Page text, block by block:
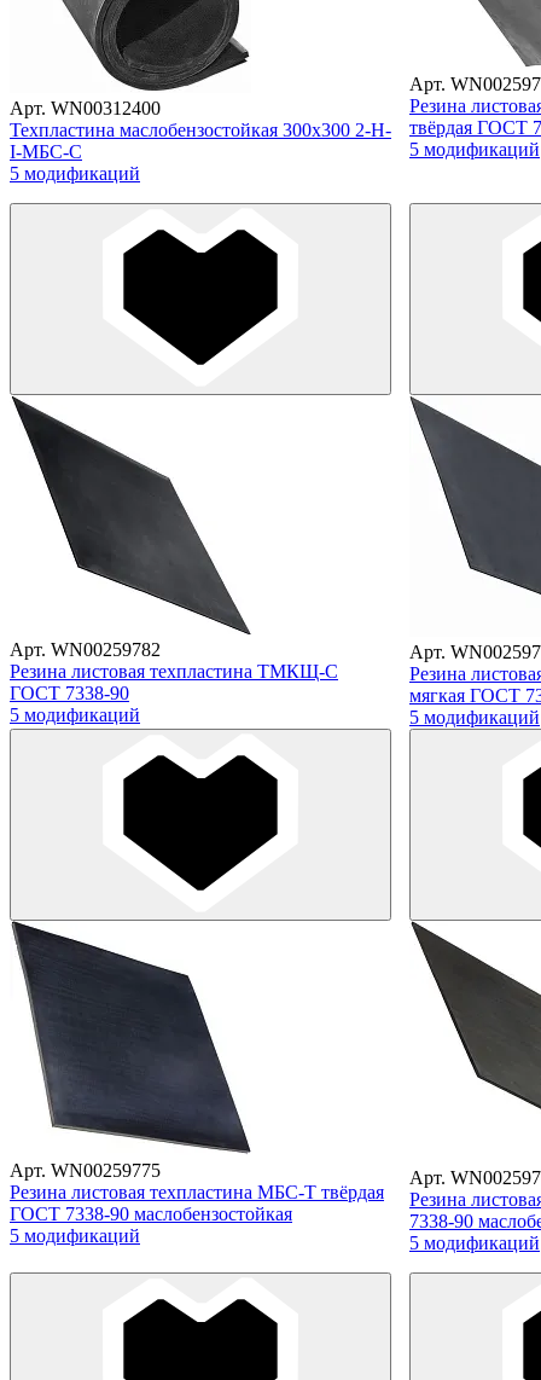
Арт. WN00312400
Техпластина маслобензостойкая 300х300 2-Н-
I-МБС-С
5 модификаций
Арт.
Резина
твёрдая ГОСТ
5 модификаций
Арт. WN00259782
Резина листовая техпластина ТМКЩ-С
ГОСТ 7338-90
5 модификаций
Арт.
Резина
мягкая ГОСТ
5 модификаций
Арт. WN00259775
Резина листовая техпластина МБС-Т твёрдая
ГОСТ 7338-90 маслобензостойкая
5 модификаций
Арт.
Резина
7338-90
5 модификаций